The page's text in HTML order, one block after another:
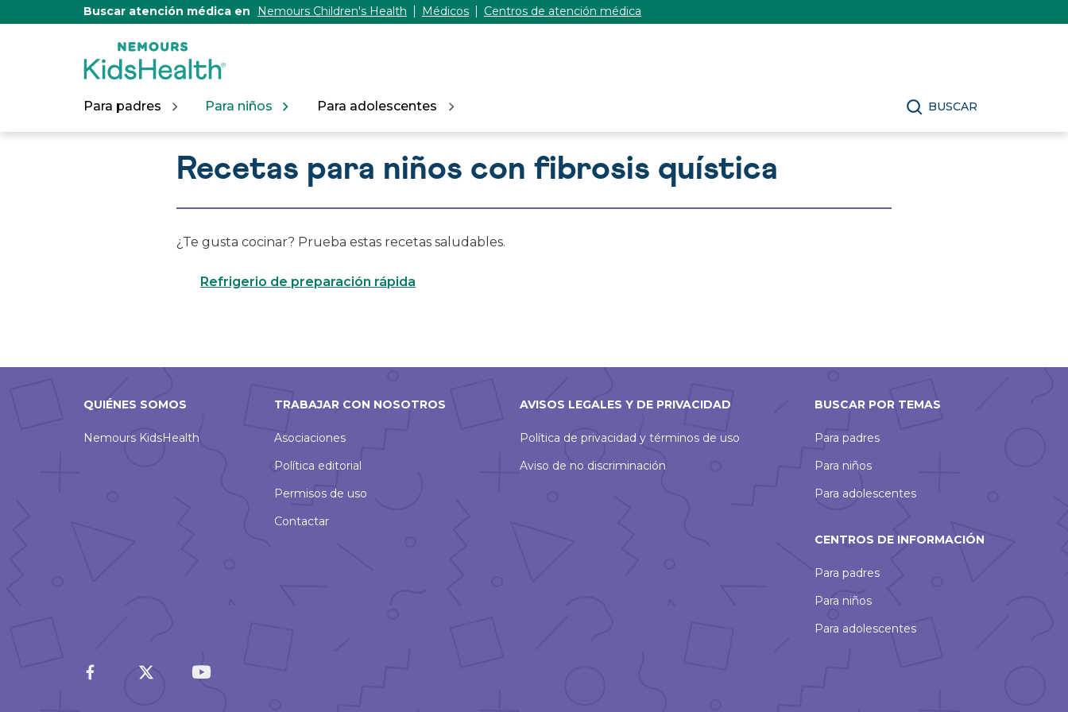
Buscar atención médica en Nemours Children's Health Médicos Centros de atención médica
Para padres Para niños Para adolescentes BUSCAR
Recetas para niños con fibrosis quística
¿Te gusta cocinar? Prueba estas recetas saludables.
Refrigerio de preparación rápida
QUIÉNES SOMOS
Nemours KidsHealth
TRABAJAR CON NOSOTROS
Asociaciones
Política editorial
Permisos de uso
Contactar
AVISOS LEGALES Y DE PRIVACIDAD
Política de privacidad y términos de uso
Aviso de no discriminación
BUSCAR POR TEMAS
Para padres
Para niños
Para adolescentes
CENTROS DE INFORMACIÓN
Para padres
Para niños
Para adolescentes